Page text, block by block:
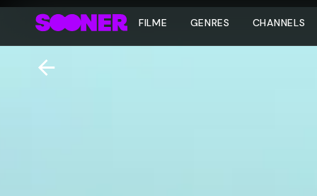
FILME GENRES CHANNELS